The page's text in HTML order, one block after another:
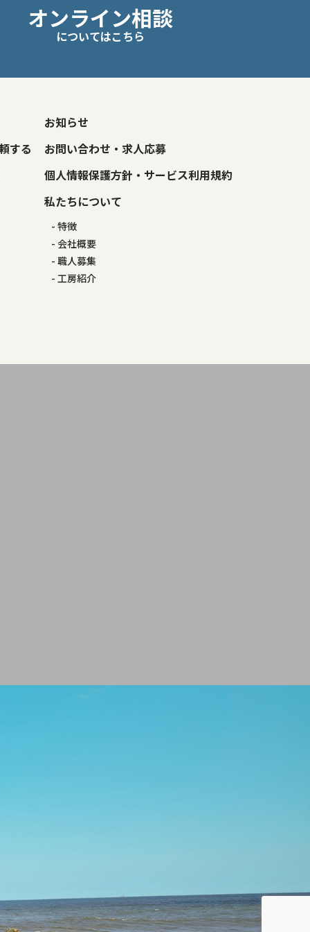
オンライン相談
についてはこちら
する
お知らせ
お問い合わせ・求人応募
個人情報保護方針・サービス利用規約
私たちについて
特徴
会社概要
職人募集
工房紹介